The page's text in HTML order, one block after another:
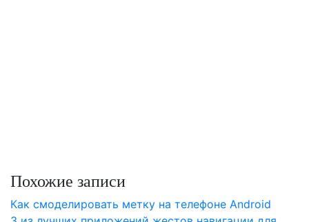
Похожие записи
Как смоделировать метку на телефоне Android